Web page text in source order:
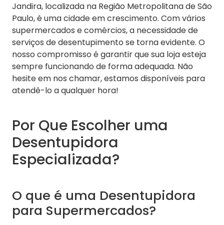
Jandira, localizada na Região Metropolitana de São
Paulo, é uma cidade em crescimento. Com vários
supermercados e comércios, a necessidade de
serviços de desentupimento se torna evidente. O
nosso compromisso é garantir que sua loja esteja
sempre funcionando de forma adequada. Não
hesite em nos chamar, estamos disponíveis para
atendê-lo a qualquer hora!
Por Que Escolher uma
Desentupidora
Especializada?
O que é uma Desentupidora
para Supermercados?